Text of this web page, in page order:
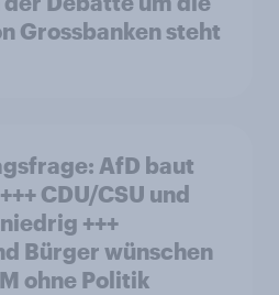
Grossbanken steht
AfD baut
und
+++
Bürger wünschen
ohne Politik